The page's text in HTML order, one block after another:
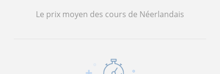
Le prix moyen des cours de Néerlandais